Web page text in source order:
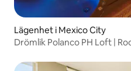
Lägenhet i Mexico City
Drömlik Polanco PH Loft |